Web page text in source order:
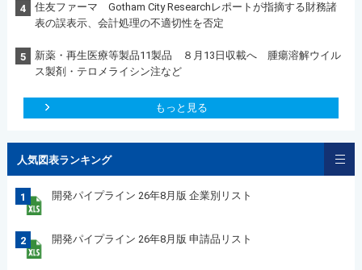
4
住友ファーマ Gotham City Researchレポートが指摘する財務諸
表の誤表示、会計処理の不適切性を否定
5
新薬・再生医療等製品11製品 ８月13日収載へ 腫瘍溶解ウイル
ス製剤・テロメライシン注など
もっと見る
人気図表ランキング
1 開発パイプライン 26年8月版 企業別リスト
2 開発パイプライン 26年8月版 申請品リスト